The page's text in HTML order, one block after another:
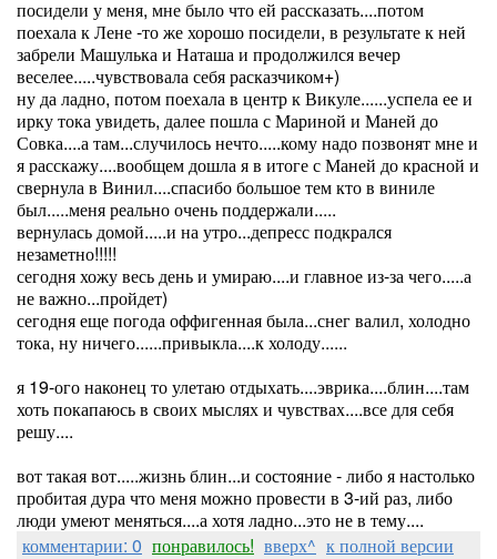
посидели у меня, мне было что ей рассказать....потом
поехала к Лене -то же хорошо посидели, в результате к ней
забрели Машулька и Наташа и продолжился вечер
веселее.....чувствовала себя расказчиком+)
ну да ладно, потом поехала в центр к Викуле......успела ее и
ирку тока увидеть, далее пошла с Мариной и Маней до
Совка....а там...случилось нечто.....кому надо позвонят мне и
я расскажу....вообщем дошла я в итоге с Маней до красной и
свернула в Винил....спасибо большое тем кто в виниле
был.....меня реально очень поддержали.....
вернулась домой.....и на утро...депресс подкрался
незаметно!!!!!
сегодня хожу весь день и умираю....и главное из-за чего.....а
не важно...пройдет)
сегодня еще погода оффигенная была...снег валил, холодно
тока, ну ничего......привыкла....к холоду......
я 19-ого наконец то улетаю отдыхать....эврика....блин....там
хоть покапаюсь в своих мыслях и чувствах....все для себя
решу....
вот такая вот.....жизнь блин...и состояние - либо я настолько
пробитая дура что меня можно провести в 3-ий раз, либо
люди умеют меняться....а хотя ладно...это не в тему....
комментарии: 0 понравилось! вверх^ к полной версии